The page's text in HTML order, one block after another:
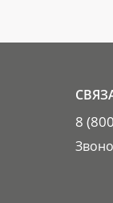
8